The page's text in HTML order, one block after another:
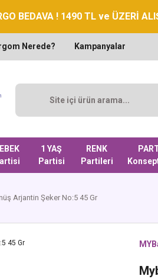
BEDAVA ! 1490 TL ve ÜZERİ
Nerede? Kampanyalar
1 YAŞ
Partisi
RENK
Partileri
Arjantin Şeker No:5 45 Gr